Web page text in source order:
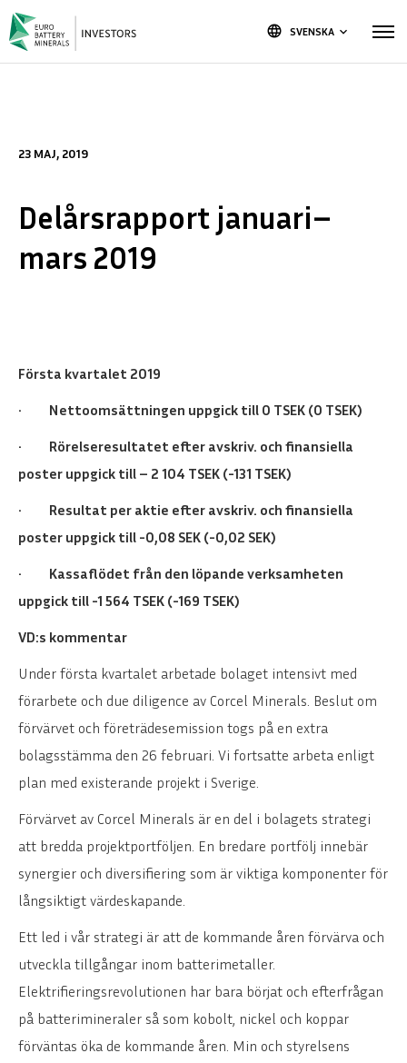
language SVENSKA keyboard_arrow_down
23 MAJ, 2019
Delårsrapport januari–
mars 2019
Första kvartalet 2019
• Nettoomsättningen uppgick till 0 TSEK (0 TSEK)
• Rörelseresultatet efter avskriv. och finansiella
poster uppgick till – 2 104 TSEK (-131 TSEK)
• Resultat per aktie efter avskriv. och finansiella
poster uppgick till -0,08 SEK (-0,02 SEK)
• Kassaflödet från den löpande verksamheten
uppgick till -1 564 TSEK (-169 TSEK)
VD:s kommentar
Under första kvartalet arbetade bolaget intensivt med
förarbete och due diligence av Corcel Minerals. Beslut om
förvärvet och företrädesemission togs på en extra
bolagsstämma den 26 februari. Vi fortsatte arbeta enligt
plan med existerande projekt i Sverige.
Förvärvet av Corcel Minerals är en del i bolagets strategi
att bredda projektportföljen. En bredare portfölj innebär
synergier och diversifiering som är viktiga komponenter för
långsiktigt värdeskapande.
Ett led i vår strategi är att de kommande åren förvärva och
utveckla tillgångar inom batterimetaller.
Elektrifieringsrevolutionen har bara börjat och efterfrågan
på batterimineraler så som kobolt, nickel och koppar
förväntas öka de kommande åren. Min och styrelsens